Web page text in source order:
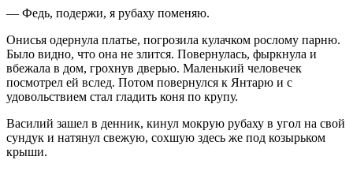
— Федь, подержи, я рубаху поменяю.
Онисья одернула платье, погрозила кулачком рослому парню.
Было видно, что она не злится. Повернулась, фыркнула и
вбежала в дом, грохнув дверью. Маленький человечек
посмотрел ей вслед. Потом повернулся к Янтарю и с
удовольствием стал гладить коня по крупу.
Василий зашел в денник, кинул мокрую рубаху в угол на свой
сундук и натянул свежую, сохшую здесь же под козырьком
крыши.